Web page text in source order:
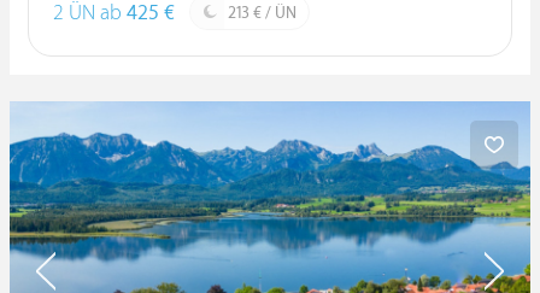
2 ÜN ab 425 € 213 € / ÜN